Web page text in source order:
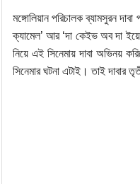
মঙ্গোলিয়ান পরিচালক ব্যামসুরন
ক্যামেল’ আর ‘দা কেইভ অব দা
নিয়ে এই সিনেমায় দাবা অভিনয়
সিনেমার ঘটনা এটাই। তাই দাবার